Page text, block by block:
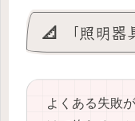
📐 「照明器
よくある失敗